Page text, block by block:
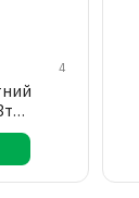
4
з
480